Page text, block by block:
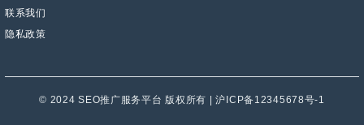
联系我们
隐私政策
© 2024 SEO推广服务平台 版权所有 | 沪ICP备12345678号-1